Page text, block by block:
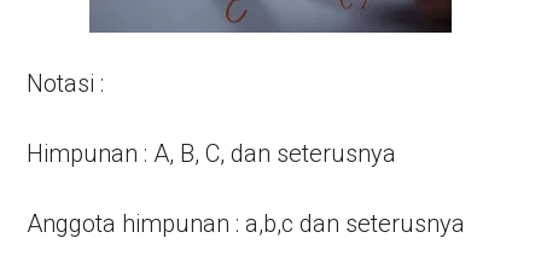
Notasi :
Himpunan : A, B, C, dan seterusnya
Anggota himpunan : a,b,c dan seterusnya